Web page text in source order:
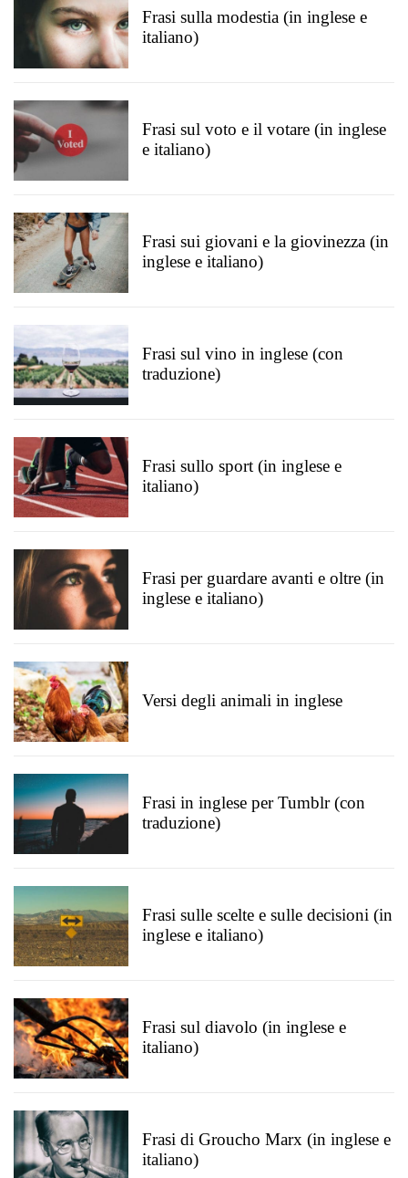
Frasi sulla modestia (in inglese e
italiano)
Frasi sul voto e il votare (in inglese
e italiano)
Frasi sui giovani e la giovinezza (in
inglese e italiano)
Frasi sul vino in inglese (con
traduzione)
Frasi sullo sport (in inglese e
italiano)
Frasi per guardare avanti e oltre (in
inglese e italiano)
Versi degli animali in inglese
Frasi in inglese per Tumblr (con
traduzione)
Frasi sulle scelte e sulle decisioni (in
inglese e italiano)
Frasi sul diavolo (in inglese e
italiano)
Frasi di Groucho Marx (in inglese e
italiano)